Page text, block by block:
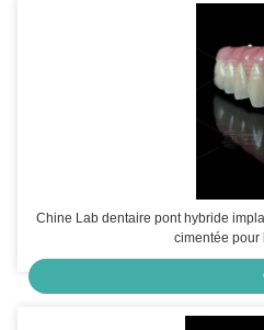
Chine Lab dentaire pont hybride
cimentée pour